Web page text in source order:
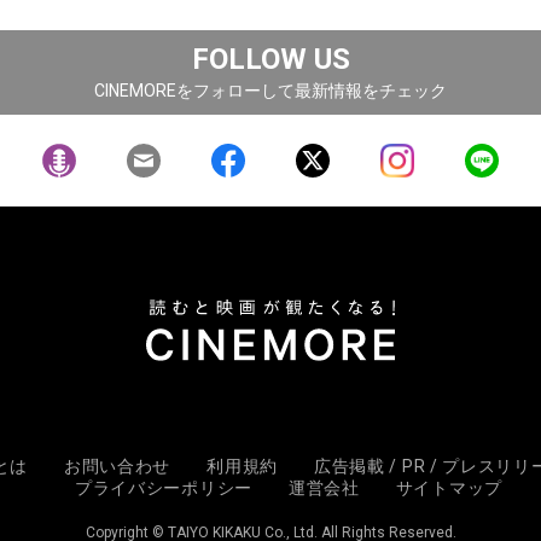
FOLLOW US
CINEMOREをフォローして最新情報をチェック
は お問い合わせ 利用規約
広告掲載 / PR / プレスリリ
プライバシーポリシー
運営会社 サイトマップ
Copyright © TAIYO KIKAKU Co., Ltd. All Rights Reserved.